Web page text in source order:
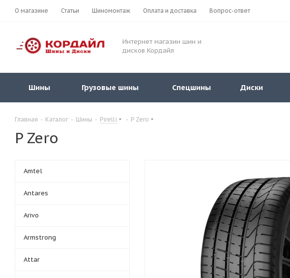
О магазине Статьи Шиномонтаж Оплата и доставка Вопрос-ответ
Интернет магазин шин и
дисков Кордайл
Шины Грузовые шины Спецшины Диски
Главная - Каталог - Шины - Pirelli - P Zero
P Zero
Amtel
Antares
Arivo
Armstrong
Attar